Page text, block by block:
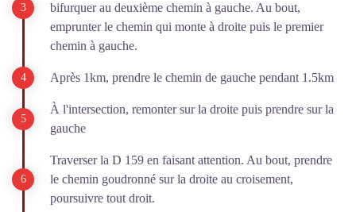
bifurquer au deuxième chemin à gauche. Au bout,
emprunter le chemin qui monte à droite puis le premier
chemin à gauche.
Après 1km, prendre le chemin de gauche pendant 1.5km
À l'intersection, remonter sur la droite puis prendre sur la
gauche
Traverser la D 159 en faisant attention. Au bout, prendre
le chemin goudronné sur la droite au croisement,
poursuivre tout droit.